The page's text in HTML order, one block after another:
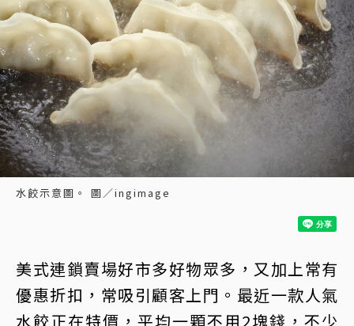
水餃示意圖。 圖／ingimage
美式連鎖賣場好市多好物眾多，又加上常有
優惠折扣，常吸引顧客上門。最近一款人氣
水餃正在特價，平均一顆不用2塊錢，不少